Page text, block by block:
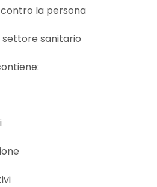
la persona
sanitario